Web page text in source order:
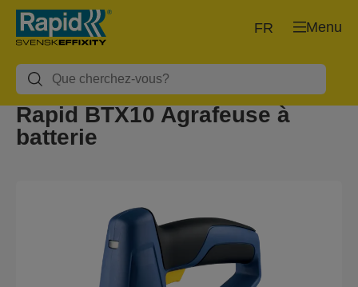
Menu
FR
Rapid BTX10 Agrafeuse à
batterie